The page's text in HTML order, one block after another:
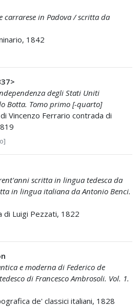
carrarese in Padova / scritta da
1842
degli Stati Uniti
Botta. Tomo primo [-quarto]
Vincenzo Ferrario contrada di
scritta in lingua tedesca da
in lingua italiana da Antonio Benci.
di Luigi Pezzati, 1822
e moderna di Federico de
di Francesco Ambrosoli. Vol. 1.
de' classici italiani, 1828